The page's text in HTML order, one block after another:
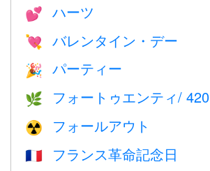
💕 ハーツ
💘 バレンタイン・デー
🎉 パーティー
🌿 フォートゥエンティ/ 420
☢️ フォールアウト
🇫🇷 フランス革命記念日